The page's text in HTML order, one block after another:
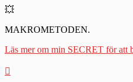
💥
MAKROMETODEN.
Läs mer om min SECRET för att